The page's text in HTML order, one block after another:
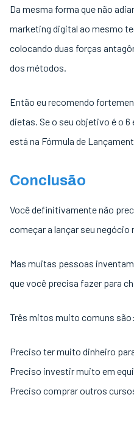
Da mesma forma que não
marketing digital ao mesmo
colocando duas forças
dos métodos.
Então eu recomendo
dietas. Se o seu objetivo é o
está na Fórmula de
Conclusão
Você definitivamente não
começar a lançar seu negócio
Mas muitas pessoas
que você precisa fazer para
Três mitos muito comuns são:
Preciso ter muito dinheiro
Preciso investir muito em
Preciso comprar outros